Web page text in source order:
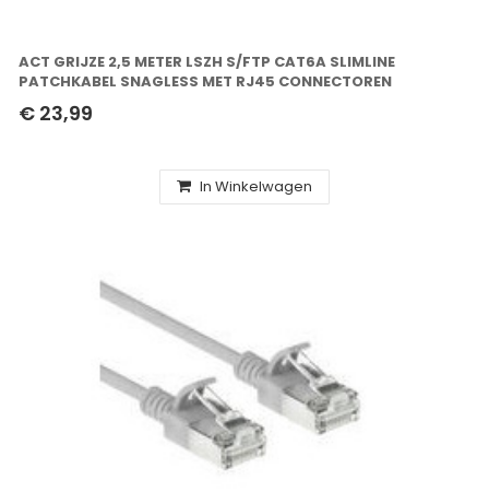
ACT GRIJZE 2,5 METER LSZH S/FTP CAT6A SLIMLINE
PATCHKABEL SNAGLESS MET RJ45 CONNECTOREN
€ 23,99
In Winkelwagen